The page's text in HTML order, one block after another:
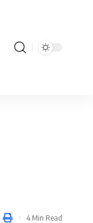
4 Min Read